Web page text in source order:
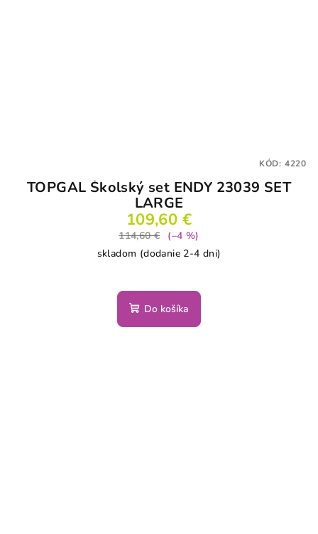
TOPGAL Školský set ENDY 23039 SET
LARGE
109,60 €
114,60 €
(–4 %)
skladom (dodanie 2-4 dni)
Do košíka
KÓD: 4220